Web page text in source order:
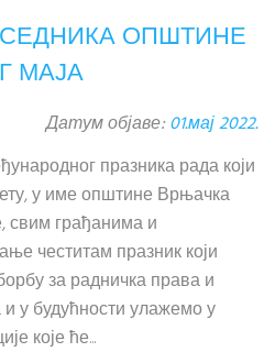
ОПШТИНЕ
МАЈА
Датум објаве:01.мај 2022.
празника рада који
у име општине Врњачка
свим грађанима и
честитам празник који
за радничка права и
у будућности улажемо у
које ће...